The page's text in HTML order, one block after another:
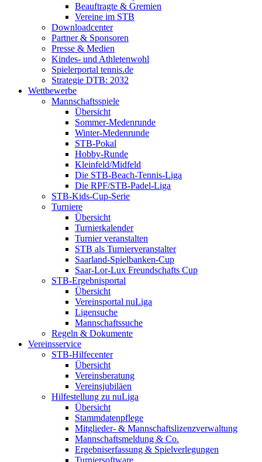
Beauftragte & Gremien
Vereine im STB
Downloadcenter
Partner & Sponsoren
Presse & Medien
Kindes- und Athletenwohl
Spielerportal tennis.de
Strategie DTB: 2032
Wettbewerbe
Mannschaftsspiele
Übersicht
Sommer-Medenrunde
Winter-Medenrunde
STB-Pokal
Hobby-Runde
Kleinfeld/Midfeld
Die STB-Beach-Tennis-Liga
Die RPF/STB-Padel-Liga
STB-Kids-Cup-Serie
Turniere
Übersicht
Turnierkalender
Turnier veranstalten
STB als Turnierveranstalter
Saarland-Spielbanken-Cup
Saar-Lor-Lux Freundschafts Cup
STB-Ergebnisportal
Übersicht
Vereinsportal nuLiga
Ligensuche
Mannschaftssuche
Regeln & Dokumente
Vereinsservice
STB-Hilfecenter
Übersicht
Vereinsberatung
Vereinsjubiläen
Hilfestellung zu nuLiga
Übersicht
Stammdatenpflege
Mitglieder- & Mannschaftslizenzverwaltung
Mannschaftsmeldung & Co.
Ergebniserfassung & Spielverlegungen
Turniersoftware